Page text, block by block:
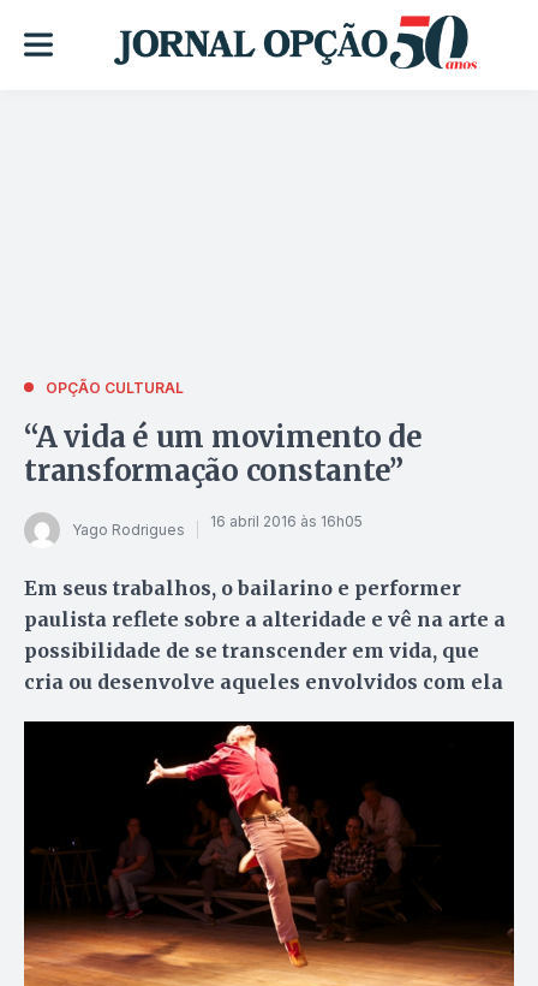
OPÇÃO CULTURAL
“A vida é um movimento de
transformação constante”
Yago Rodrigues 16 abril 2016 às 16h05
Em seus trabalhos, o bailarino e performer
paulista reflete sobre a alteridade e vê na arte a
possibilidade de se transcender em vida, que
cria ou desenvolve aqueles envolvidos com ela